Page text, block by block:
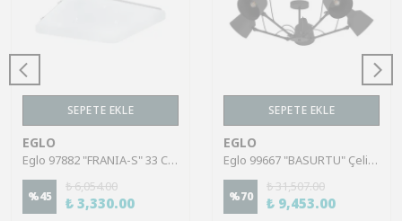
SEPETE EKLE
EGLO
Eglo 97882 "FRANIA-S" 33 Cm Uzunluğunda Çelik Beyaz Duvar Tavan Armatürü
%45
₺ 6,054.00
₺ 3,330.00
SEPETE EKLE
EGLO
Eglo 99667 "BASURTU" Çelik Siyah Tavan Armatürü
%70
₺ 31,507.00
₺ 9,453.00